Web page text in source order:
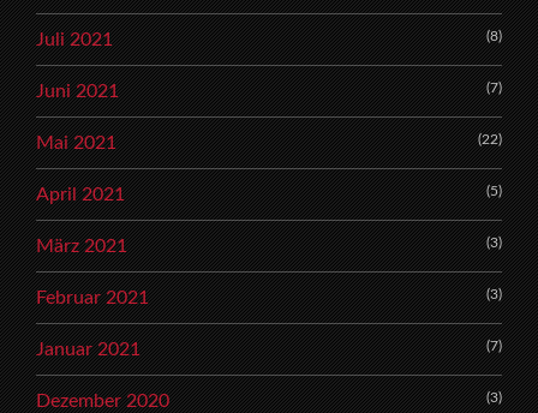
Juli 2021 (8)
Juni 2021 (7)
Mai 2021 (22)
April 2021 (5)
März 2021 (3)
Februar 2021 (3)
Januar 2021 (7)
Dezember 2020 (3)